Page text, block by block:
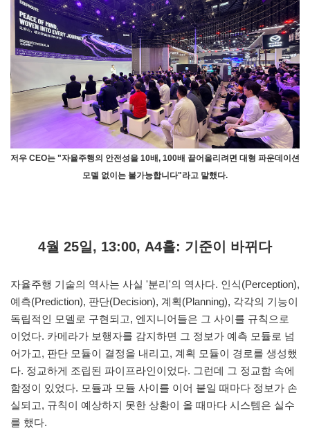
저우 CEO는 "자율주행의 안전성을 10배, 100배 끌어올리려면 대형 파운데이션
모델 없이는 불가능합니다"라고 말했다.
4월 25일, 13:00, A4홀: 기준이 바뀌다
자율주행 기술의 역사는 사실 '분리'의 역사다. 인식(Perception),
예측(Prediction), 판단(Decision), 계획(Planning), 각각의 기능이
독립적인 모델로 구현되고, 엔지니어들은 그 사이를 규칙으로
이었다. 카메라가 보행자를 감지하면 그 정보가 예측 모듈로 넘
어가고, 판단 모듈이 결정을 내리고, 계획 모듈이 경로를 생성했
다. 정교하게 조립된 파이프라인이었다. 그런데 그 정교함 속에
함정이 있었다. 모듈과 모듈 사이를 이어 붙일 때마다 정보가 손
실되고, 규칙이 예상하지 못한 상황이 올 때마다 시스템은 실수
를 했다.